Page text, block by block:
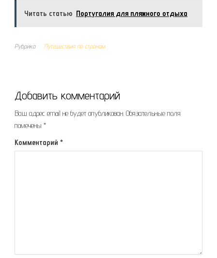
Читать статью Португалия для пляжного отдыха
Рубрика Путешествия по странам
Добавить комментарий
Ваш адрес email не будет опубликован. Обязательные поля
помечены *
Комментарий *